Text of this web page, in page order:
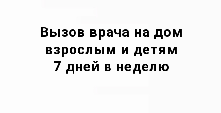
Вызов врача на дом
взрослым и детям
7 дней в неделю